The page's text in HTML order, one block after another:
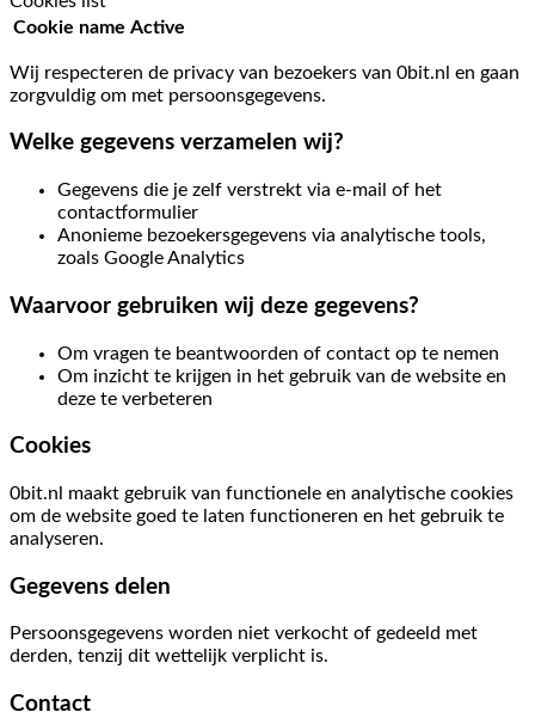
Cookie name Active
Wij respecteren de privacy van bezoekers van 0bit.nl en gaan
zorgvuldig om met persoonsgegevens.
Welke gegevens verzamelen wij?
Gegevens die je zelf verstrekt via e-mail of het
contactformulier
Anonieme bezoekersgegevens via analytische tools,
zoals Google Analytics
Waarvoor gebruiken wij deze gegevens?
Om vragen te beantwoorden of contact op te nemen
Om inzicht te krijgen in het gebruik van de website en
deze te verbeteren
Cookies
0bit.nl maakt gebruik van functionele en analytische cookies
om de website goed te laten functioneren en het gebruik te
analyseren.
Gegevens delen
Persoonsgegevens worden niet verkocht of gedeeld met
derden, tenzij dit wettelijk verplicht is.
Contact